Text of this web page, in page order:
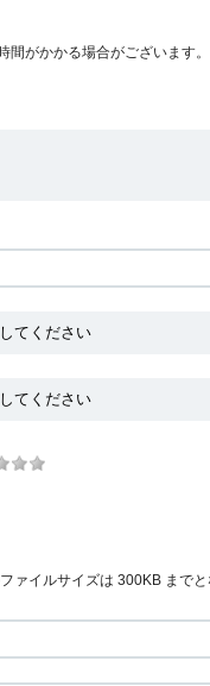
がかかる場合がございます。
ァイルサイズは 300KB までと